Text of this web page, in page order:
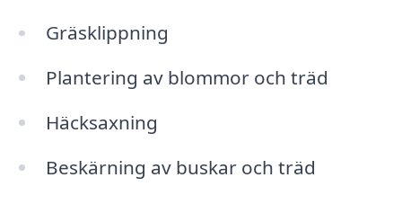
Gräsklippning
Plantering av blommor och träd
Häcksaxning
Beskärning av buskar och träd